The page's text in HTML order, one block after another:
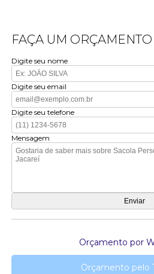
FAÇA UM ORÇAMENTO
Digite seu nome
Digite seu email
Digite seu telefone
Mensagem
Orçamento por
Orçamento pelo